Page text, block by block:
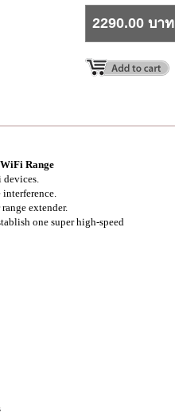
2290.00 บาท
Range
devices.
extender.
one super high-speed